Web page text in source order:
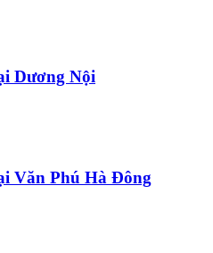
Dương Nội
Văn Phú Hà Đông